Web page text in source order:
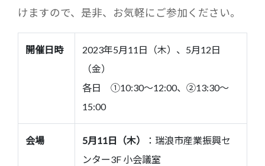
けますので、是非、お気軽にご参加ください。
開催日時
2023年5月11日（木）、5月12日
（金）
各日 ①10:30～12:00、②13:30～
15:00
会場 5月11日（木）
：瑞浪市産業振興セ
ンター3F 小会議室